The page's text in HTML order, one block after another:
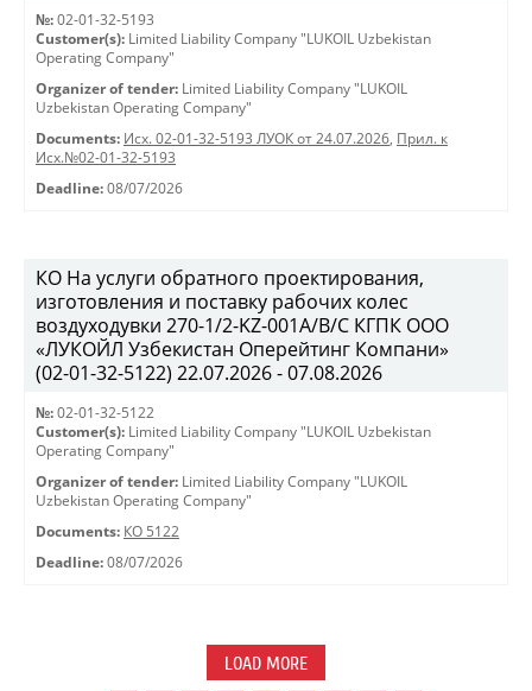
№: 02-01-32-5193
Customer(s): Limited Liability Company "LUKOIL Uzbekistan
Operating Company"
Organizer of tender: Limited Liability Company "LUKOIL
Uzbekistan Operating Company"
Documents: Исх. 02-01-32-5193 ЛУОК от 24.07.2026, Прил. к
Исх.№02-01-32-5193
Deadline: 08/07/2026
КО На услуги обратного проектирования,
изготовления и поставку рабочих колес
воздуходувки 270-1/2-KZ-001A/B/C КГПК OOO
«ЛУКОЙЛ Узбекистан Оперейтинг Компани»
(02-01-32-5122) 22.07.2026 - 07.08.2026
№: 02-01-32-5122
Customer(s): Limited Liability Company "LUKOIL Uzbekistan
Operating Company"
Organizer of tender: Limited Liability Company "LUKOIL
Uzbekistan Operating Company"
Documents: КО 5122
Deadline: 08/07/2026
LOAD MORE